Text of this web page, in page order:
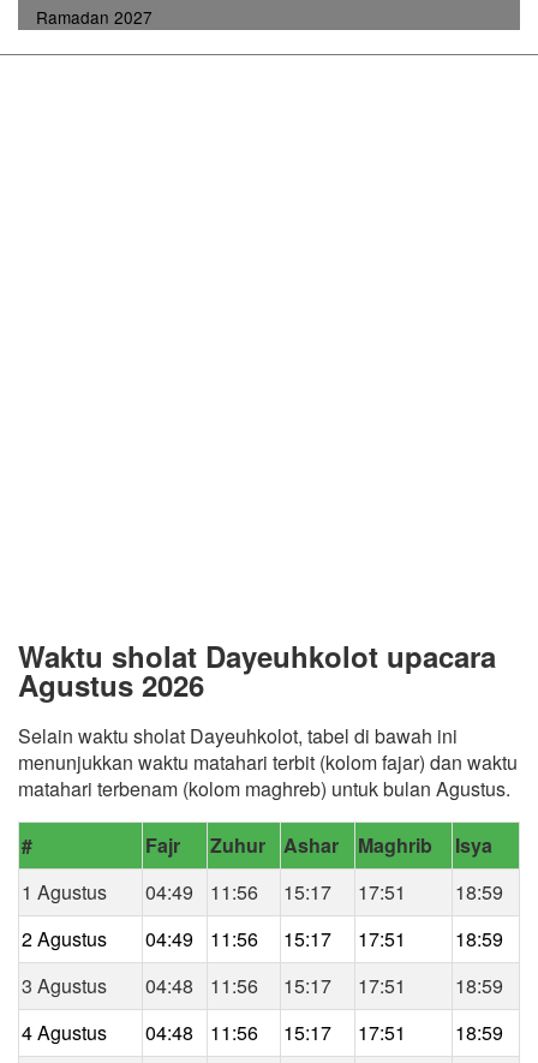
Ramadan 2027
Waktu sholat Dayeuhkolot upacara
Agustus 2026
Selain waktu sholat Dayeuhkolot, tabel di bawah ini
menunjukkan waktu matahari terbit (kolom fajar) dan waktu
matahari terbenam (kolom maghreb) untuk bulan Agustus.
# Fajr Zuhur Ashar Maghrib
Isya
1 Agustus
04:49 11:56 15:17 17:51
18:59
2 Agustus
04:49 11:56 15:17 17:51
18:59
3 Agustus
04:48 11:56 15:17 17:51
18:59
4 Agustus
04:48 11:56 15:17 17:51
18:59